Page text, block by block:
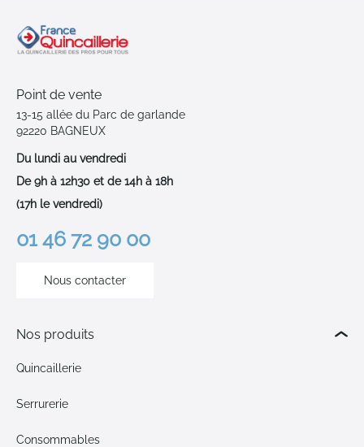
Point de vente
13-15 allée du Parc de garlande
92220 BAGNEUX
Du lundi au vendredi
De 9h à 12h30 et de 14h à 18h
(17h le vendredi)
01 46 72 90 00
Nous contacter
Nos produits
Quincaillerie
Serrurerie
Consommables